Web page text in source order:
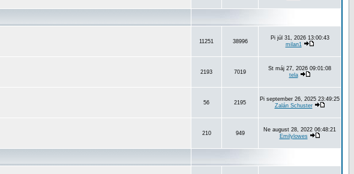
11251 38996
Pi júl 31, 2026 13:00:43
milan1
2193 7019
St máj 27, 2026 09:01:08
tela
56 2195
Pi september 26, 2025 23:49:25
Zalán Schuster
210 949
Ne august 28, 2022 06:48:21
Emilylowes